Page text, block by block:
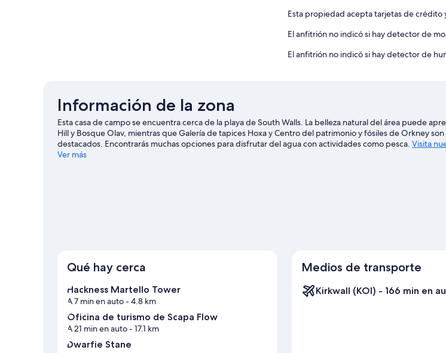
Esta propiedad acepta tarjetas de
El anfitrión no indicó si hay detector de
El anfitrión no indicó si hay detector de
Información de la zona
Esta casa de campo se encuentra cerca de la playa de South Walls. La belleza natural del área puede
Hill y Bosque Olav, mientras que Galería de tapices Hoxa y Centro del patrimonio y fósiles de Orkney
destacados. Encontrarás muchas opciones para disfrutar del agua con actividades como pesca. Visita
South Walls
Ver más
Qué hay cerca
Hackness Martello Tower
A 7 min en auto- 4.8 km
Oficina de turismo de Scapa Flow
A 21 min en auto- 17.1 km
Dwarfie Stane
Medios de transporte
Kirkwall (KOI) - 166 min en